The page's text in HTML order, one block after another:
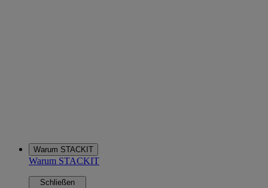
Warum STACKIT
Warum STACKIT
Schließen